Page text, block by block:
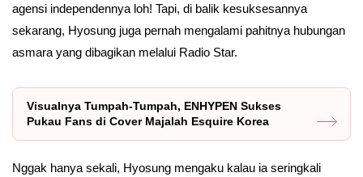
agensi independennya loh! Tapi, di balik kesuksesannya
sekarang, Hyosung juga pernah mengalami pahitnya hubungan
asmara yang dibagikan melalui Radio Star.
Visualnya Tumpah-Tumpah, ENHYPEN Sukses
Pukau Fans di Cover Majalah Esquire Korea
Nggak hanya sekali, Hyosung mengaku kalau ia seringkali